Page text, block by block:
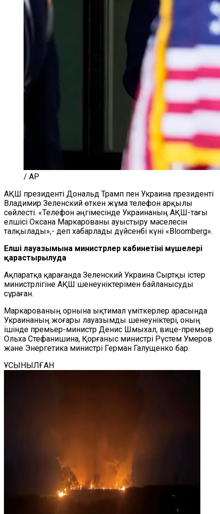
/ AP
АҚШ президенті Дональд Трамп пен Украина президенті
Владимир Зеленский өткен жұма телефон арқылы
сөйлесті. «Телефон әңгімесінде Украинаның АҚШ-тағы
елшісі Оксана Маркарованы ауыстыру мәселесін
талқылады»,- деп хабарлады дүйсенбі күні «Bloomberg».
Елші лауазымына министрлер кабинетінің мүшелері
қарастырылуда
Ақпаратқа қарағанда Зеленский Украина Сыртқы істер
министрлігіне АҚШ шенеуніктерімен байланысуды
сұраған.
Маркарованың орнына ықтимал үміткерлер арасында
Украинаның жоғары лауазымды шенеуніктері, оның
ішінде премьер-министр Денис Шмыхал, вице-премьер
Ольха Стефанишина, Қорғаныс министрі Рүстем Умеров
және Энергетика министрі Герман Галущенко бар.
ҰСЫНЫЛҒАН